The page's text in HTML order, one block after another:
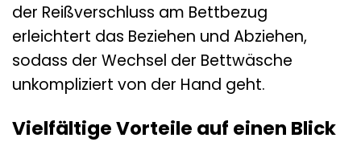
der Reißverschluss am Bettbezug
erleichtert das Beziehen und Abziehen,
sodass der Wechsel der Bettwäsche
unkompliziert von der Hand geht.
Vielfältige Vorteile auf einen Blick